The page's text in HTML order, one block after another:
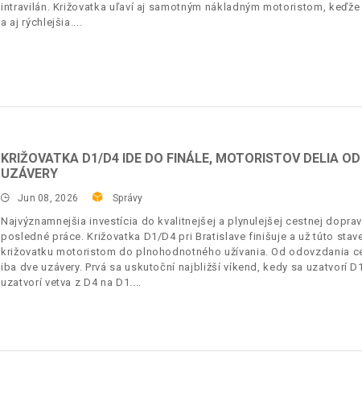
intravilán. Križovatka uľaví aj samotným nákladným motoristom,
a aj rýchlejšia.
KRIŽOVATKA D1/D4 IDE DO FINÁLE, MOTORISTOV DELIA
UZÁVERY
Jun 08, 2026 Správy
Najvýznamnejšia investícia do kvalitnejšej a plynulejšej cestnej
posledné práce. Križovatka D1/D4 pri Bratislave finišuje a už túto
križovatku motoristom do plnohodnotného užívania. Od odovzdania
iba dve uzávery. Prvá sa uskutoční najbližší víkend, kedy sa uzatvorí
uzatvorí vetva z D4 na D1.